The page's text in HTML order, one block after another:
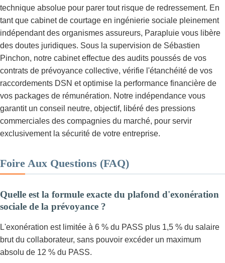
technique absolue pour parer tout risque de redressement. En
tant que cabinet de courtage en ingénierie sociale pleinement
indépendant des organismes assureurs, Parapluie vous libère
des doutes juridiques. Sous la supervision de Sébastien
Pinchon, notre cabinet effectue des audits poussés de vos
contrats de prévoyance collective, vérifie l'étanchéité de vos
raccordements DSN et optimise la performance financière de
vos packages de rémunération. Notre indépendance vous
garantit un conseil neutre, objectif, libéré des pressions
commerciales des compagnies du marché, pour servir
exclusivement la sécurité de votre entreprise.
Foire Aux Questions (FAQ)
Quelle est la formule exacte du plafond d'exonération
sociale de la prévoyance ?
L'exonération est limitée à 6 % du PASS plus 1,5 % du salaire
brut du collaborateur, sans pouvoir excéder un maximum
absolu de 12 % du PASS.